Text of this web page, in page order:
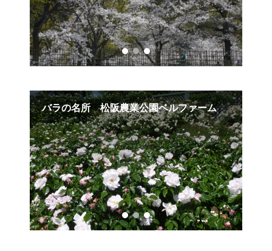
バラの名所 松阪農業公園ベルファーム